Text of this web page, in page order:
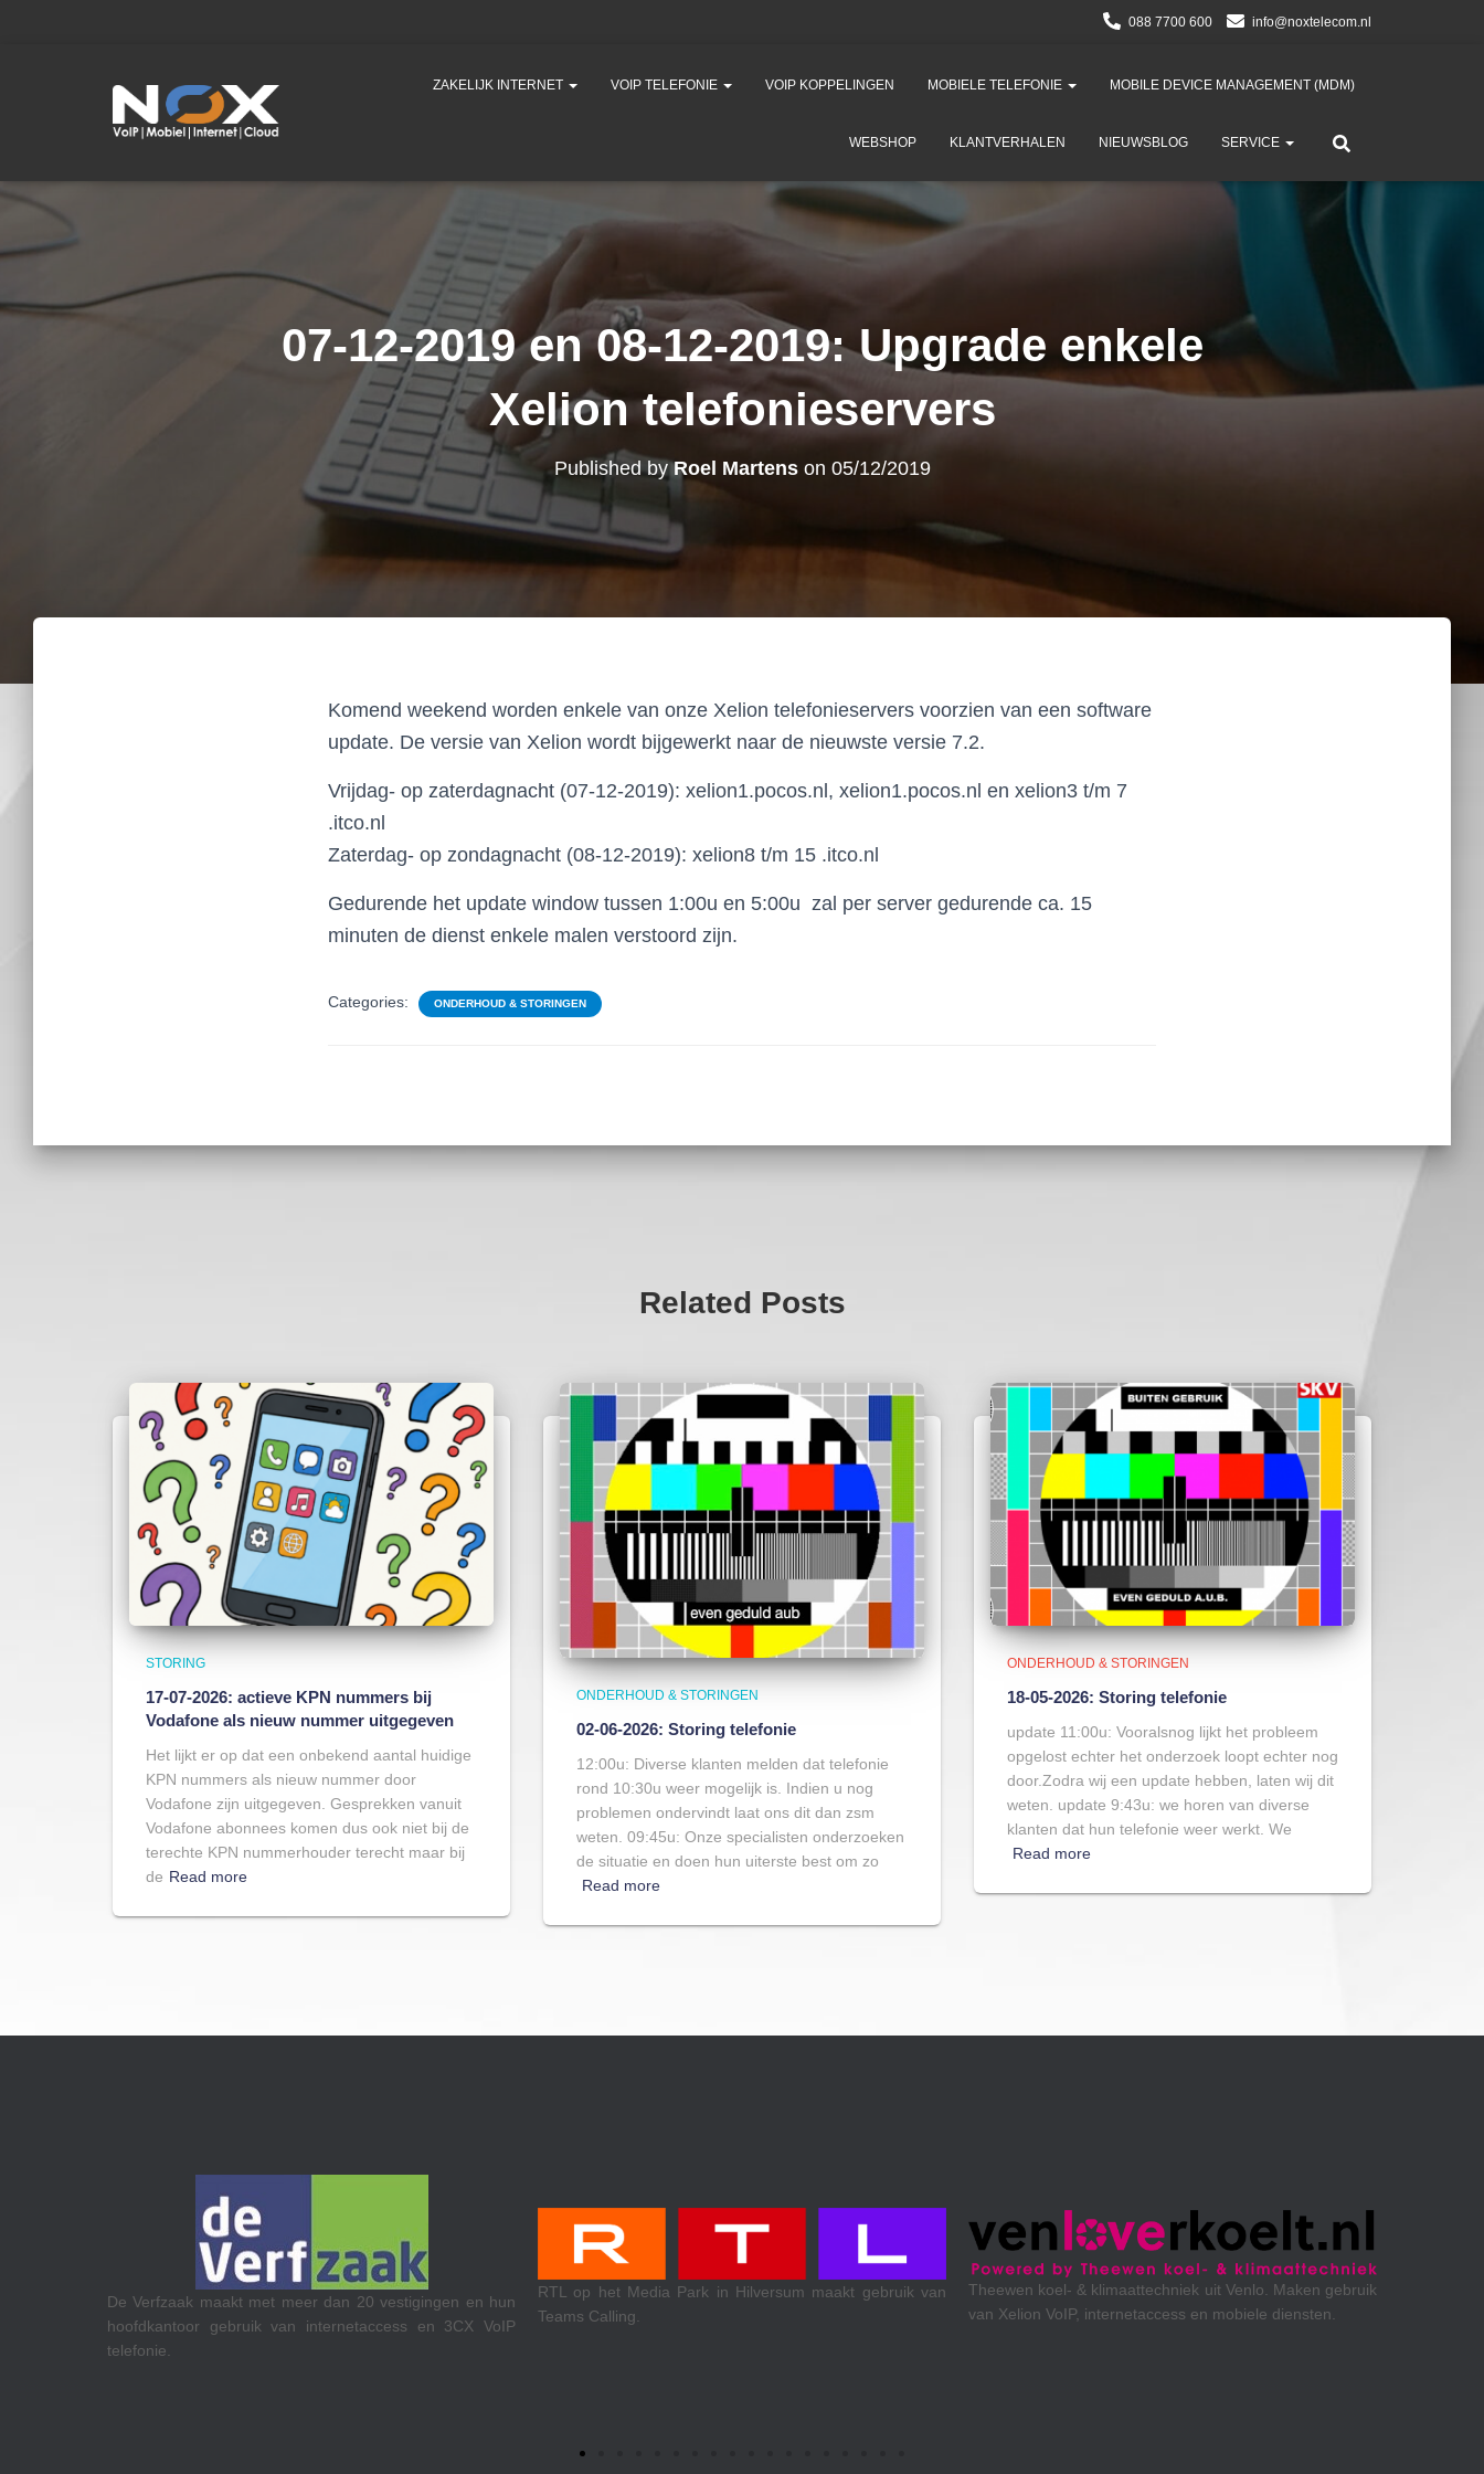
088 7700 600 info@noxtelecom.nl
ZAKELIJK INTERNET VOIP TELEFONIE VOIP KOPPELINGEN MOBIELE TELEFONIE MOBILE DEVICE MANAGEMENT (MDM)​
WEBSHOP KLANTVERHALEN NIEUWSBLOG SERVICE
07-12-2019 en 08-12-2019: Upgrade enkele
Xelion telefonieservers
Published byRoel Martenson 05/12/2019
Komend weekend worden enkele van onze Xelion telefonieservers voorzien van een software
update. De versie van Xelion wordt bijgewerkt naar de nieuwste versie 7.2.
Vrijdag- op zaterdagnacht (07-12-2019): xelion1.pocos.nl, xelion1.pocos.nl en xelion3 t/m 7
.itco.nl
Zaterdag- op zondagnacht (08-12-2019): xelion8 t/m 15 .itco.nl
Gedurende het update window tussen 1:00u en 5:00u zal per server gedurende ca. 15
minuten de dienst enkele malen verstoord zijn.
Categories: ONDERHOUD & STORINGEN
Related Posts
STORING
17-07-2026: actieve KPN nummers bij
Vodafone als nieuw nummer uitgegeven
Het lijkt er op dat een onbekend aantal huidige
KPN nummers als nieuw nummer door
Vodafone zijn uitgegeven. Gesprekken vanuit
Vodafone abonnees komen dus ook niet bij de
terechte KPN nummerhouder terecht maar bij
de Read more
ONDERHOUD & STORINGEN
02-06-2026: Storing telefonie
12:00u: Diverse klanten melden dat telefonie
rond 10:30u weer mogelijk is. Indien u nog
problemen ondervindt laat ons dit dan zsm
weten. 09:45u: Onze specialisten onderzoeken
de situatie en doen hun uiterste best om zo
Read more
ONDERHOUD & STORINGEN
18-05-2026: Storing telefonie
update 11:00u: Vooralsnog lijkt het probleem
opgelost echter het onderzoek loopt echter nog
door.Zodra wij een update hebben, laten wij dit
weten. update 9:43u: we horen van diverse
klanten dat hun telefonie weer werkt. We
Read more
dan 20 vestigingen en hun
en 3CX VoIP
RTL op het Media Park in Hilversum maakt gebruik van
Theewen koel- & klimaattechniek uit Venlo. Maken gebruik
van Xelion VoIP, internetaccess en mobiele diensten.